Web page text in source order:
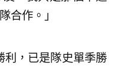
合作。」
利，已是隊史單季勝